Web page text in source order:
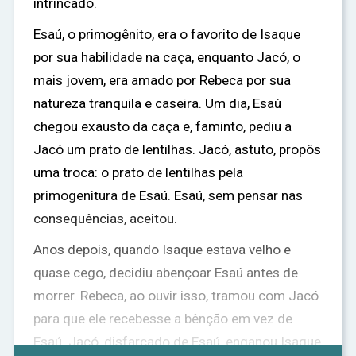
intrincado.
Esaú, o primogênito, era o favorito de Isaque
por sua habilidade na caça, enquanto Jacó, o
mais jovem, era amado por Rebeca por sua
natureza tranquila e caseira. Um dia, Esaú
chegou exausto da caça e, faminto, pediu a
Jacó um prato de lentilhas. Jacó, astuto, propôs
uma troca: o prato de lentilhas pela
primogenitura de Esaú. Esaú, sem pensar nas
consequências, aceitou.
Anos depois, quando Isaque estava velho e
quase cego, decidiu abençoar Esaú antes de
morrer. Rebeca, ao ouvir isso, tramou com Jacó
para que ele recebesse a bênção em vez de
Esaú. Jacó, disfarçado de Esaú, enganou Isaque